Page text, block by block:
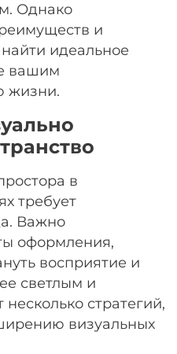
Однако
и
идеальное
вашим
жизни.
в
требует
Важно
оформления,
восприятие и
светлым и
стратегий,
визуальных